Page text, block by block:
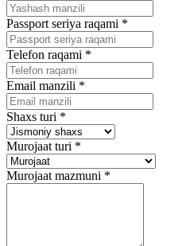
Passport seriya raqami *
Telefon raqami *
Email manzili *
Shaxs turi *
Murojaat turi *
Murojaat mazmuni *